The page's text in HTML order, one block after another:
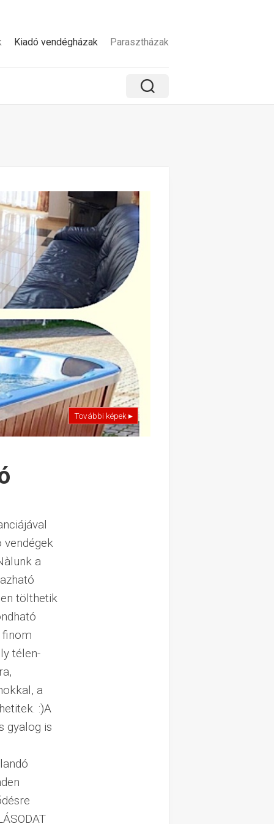
Kiadó vendégházak Parasztházak
További képek ▸
vendégek
a
tölthetik
finom
télen-
a
:)A
gyalog is